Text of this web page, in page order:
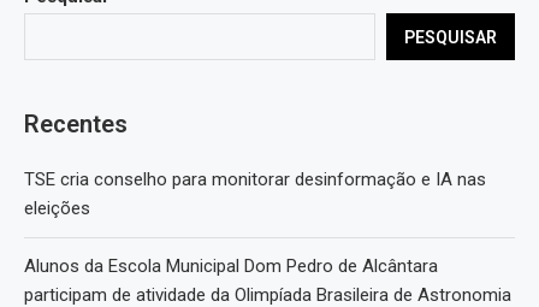
PESQUISAR
Recentes
TSE cria conselho para monitorar desinformação e IA nas
eleições
Alunos da Escola Municipal Dom Pedro de Alcântara
participam de atividade da Olimpíada Brasileira de Astronomia